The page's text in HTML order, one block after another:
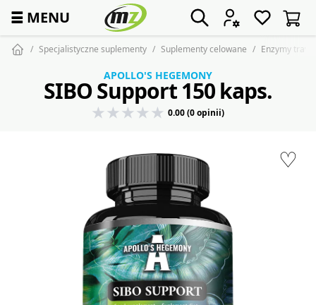
☰ MENU
Specjalistyczne suplementy Suplementy celowane Enzymy
♡
APOLLO'S HEGEMONY
SIBO Support 150 kaps.
0.00 (0 opinii)